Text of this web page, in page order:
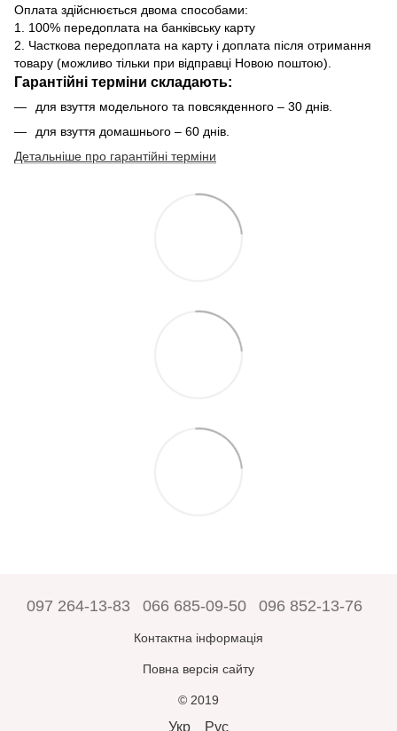
Оплата здійснюється двома способами:
1. 100% передоплата на банківську карту
2. Часткова передоплата на карту і доплата після отримання
товару (можливо тільки при відправці Новою поштою).
Гарантійні терміни складають:
для взуття модельного та повсякденного – 30 днів.
для взуття домашнього – 60 днів.
Детальніше про гарантійні терміни
097 264-13-83 066 685-09-50 096 852-13-76
Контактна інформація
Повна версія сайту
© 2019
Укр Рус